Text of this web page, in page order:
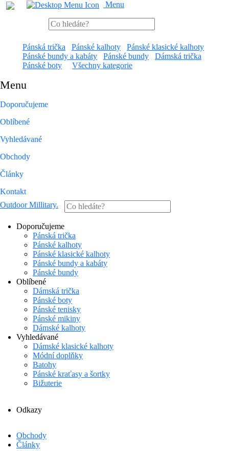
Menu
Pánská trička Pánské kalhoty
Pánské klasické kalhoty
Pánské bundy a kabáty
Pánské bundy
Dámská trička
Pánské boty
Všechny kategorie
Menu
Doporučujeme
Oblíbené
Vyhledávané
Obchody
Články
Kontakt
Outdoor Millitary.
Doporučujeme
Pánská trička
Pánské kalhoty
Pánské klasické kalhoty
Pánské bundy a kabáty
Pánské bundy
Oblíbené
Dámská trička
Pánské boty
Pánské tenisky
Pánské mikiny
Dámské kalhoty
Vyhledávané
Dámské klasické kalhoty
Módní doplňky
Batohy
Pánské kraťasy a šortky
Bižuterie
Odkazy
Obchody
Články